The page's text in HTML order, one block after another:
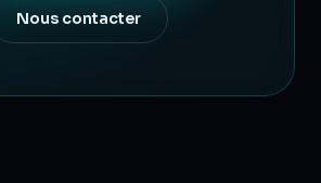
Nous contacter